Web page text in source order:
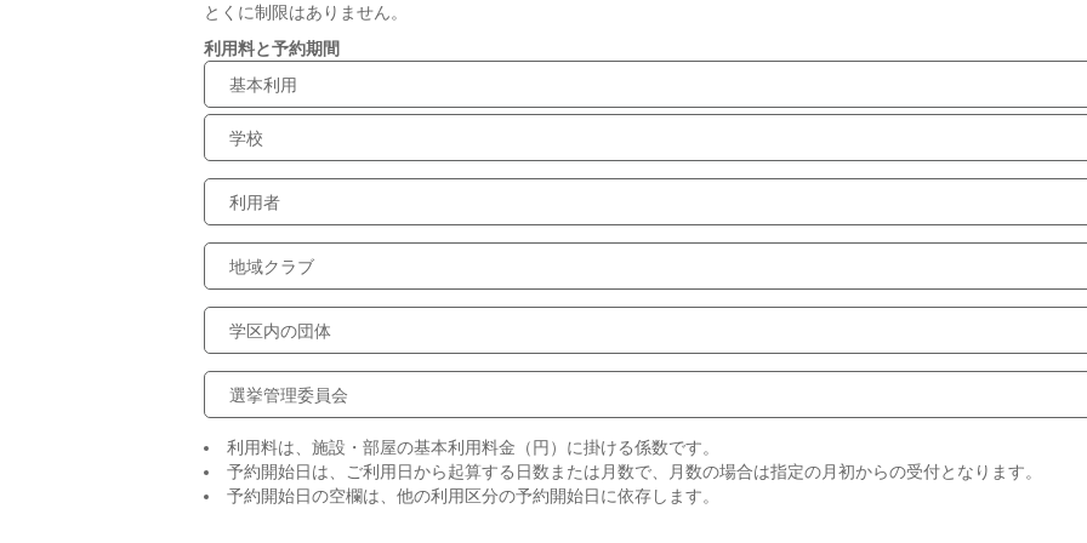
とくに制限はありません。
利用料と予約期間
基本利用
学校
利用者
地域クラブ
学区内の団体
選挙管理委員会
利用料は、施設・部屋の基本利用料金（円）に掛ける係数です。
予約開始日は、ご利用日から起算する日数または月数で、月数の場合は指定の月初からの受付となります。
予約開始日の空欄は、他の利用区分の予約開始日に依存します。